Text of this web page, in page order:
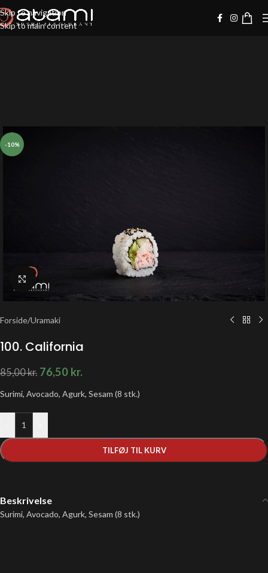
Skip to navigation
Skip to main content
-10%
Klik for at forstørre
Forside/Uramaki
100. California
85,00kr. 76,50 kr.
Surimi, Avocado, Agurk, Sesam (8 stk.)
TILFØJ TIL KURV
Beskrivelse
Surimi, Avocado, Agurk, Sesam (8 stk.)